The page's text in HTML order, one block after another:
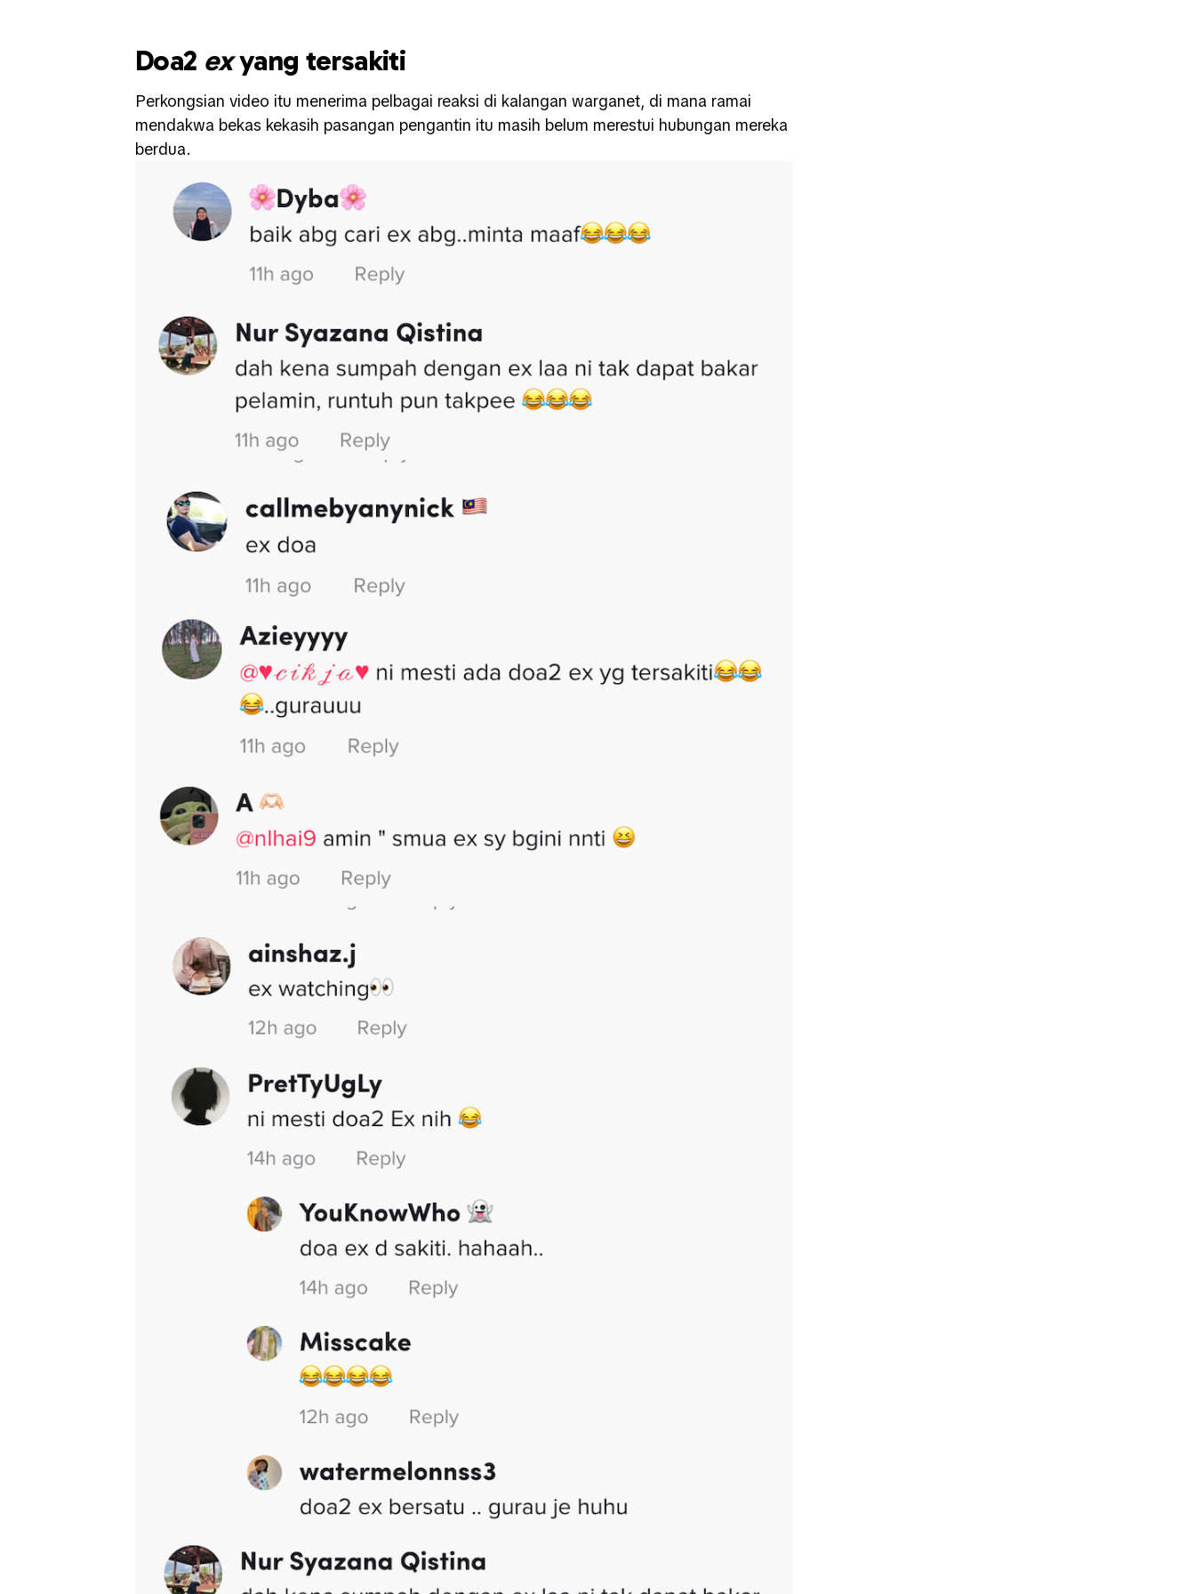
Doa2 exyang tersakiti
Perkongsian video itu menerima pelbagai reaksi di kalangan warganet, di mana ramai
mendakwa bekas kekasih pasangan pengantin itu masih belum merestui hubungan mereka
berdua.